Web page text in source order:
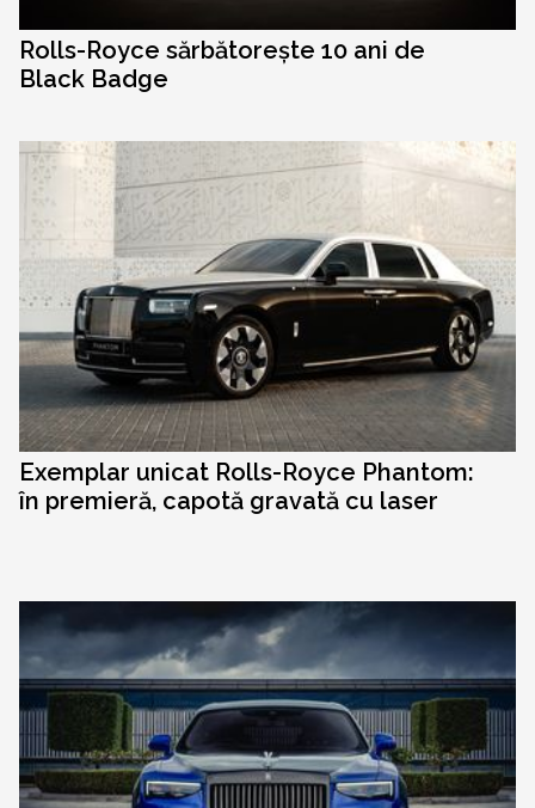
Rolls-Royce sărbătorește 10 ani de
Black Badge
Exemplar unicat Rolls-Royce Phantom:
în premieră, capotă gravată cu laser